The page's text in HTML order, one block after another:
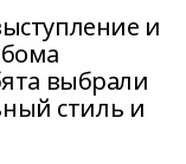
и
выбрали
стиль и